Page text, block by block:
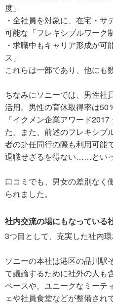
度」
・全社員を対象に、在宅・
可能な「フレキシブルワーク
・求職中もキャリア形成が
ス」
これらは一部であり、他にも
ちなみにソニーでは、男性社
活用。男性の育休取得率は50
「イクメン企業アワード
た。また、前述のフレキシブ
者の赴任同行の際も利用可能
退職せざるを得ない……とい
口コミでも、男女の差別なく
られました。
社内交流の場にもなっている
3つ目として、充実した社内環
ソニーの本社は港区の品川駅
て議論するために社外の人も
ペースや、ユニークなミーテ
ェや社員食堂などが整備され